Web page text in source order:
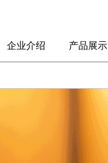
企业介绍 产品展示